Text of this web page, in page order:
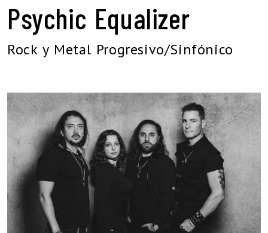
Psychic Equalizer
Rock y Metal Progresivo/Sinfónico